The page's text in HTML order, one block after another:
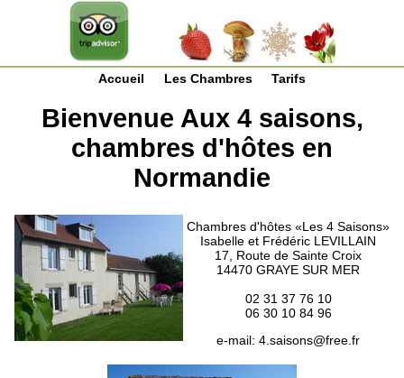
Accueil Les Chambres Tarifs
Bienvenue Aux 4 saisons,
chambres d'hôtes en
Normandie
Chambres d'hôtes «Les 4 Saisons»
Isabelle et Frédéric LEVILLAIN
17, Route de Sainte Croix
14470 GRAYE SUR MER
02 31 37 76 10
06 30 10 84 96
e-mail: 4.saisons@free.fr